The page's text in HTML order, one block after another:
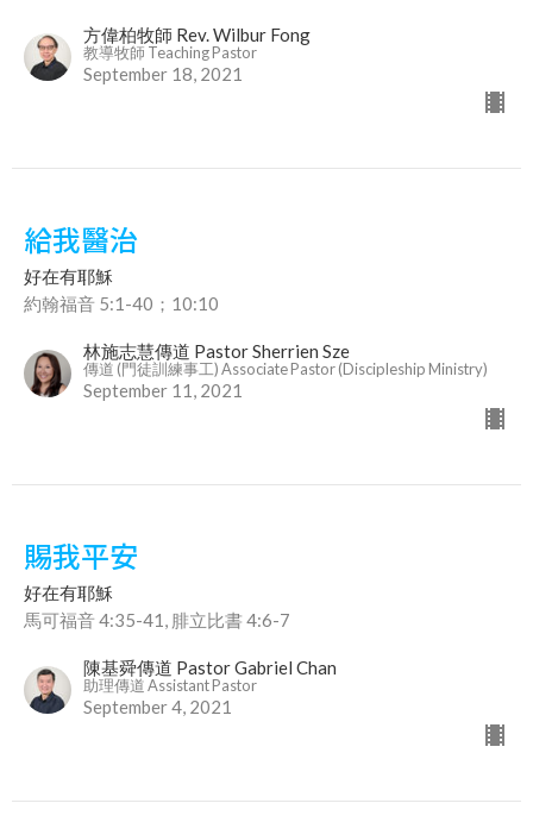
方偉柏牧師 Rev. Wilbur Fong
教導牧師 Teaching Pastor
September 18, 2021
給我醫治
好在有耶穌
約翰福音 5:1-40；10:10
林施志慧傳道 Pastor Sherrien Sze
傳道 (門徒訓練事工) Associate Pastor (Discipleship Ministry)
September 11, 2021
賜我平安
好在有耶穌
馬可福音 4:35-41, 腓立比書 4:6-7
陳基舜傳道 Pastor Gabriel Chan
助理傳道 Assistant Pastor
September 4, 2021